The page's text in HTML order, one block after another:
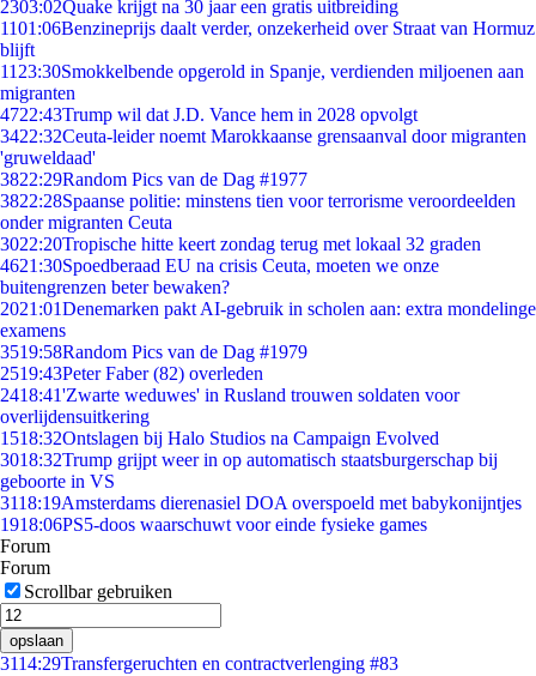
2303:02Quake krijgt na 30 jaar een gratis uitbreiding
1101:06Benzineprijs daalt verder, onzekerheid over Straat van Hormuz
blijft
11 23:30Smokkelbende opgerold in Spanje, verdienden miljoenen aan
migranten
4722:43Trump wil dat J.D. Vance hem in 2028 opvolgt
3422:32Ceuta-leider noemt Marokkaanse grensaanval door migranten
'gruweldaad'
3822:29Random Pics van de Dag #1977
3822:28Spaanse politie: minstens tien voor terrorisme veroordeelden
onder migranten Ceuta
3022:20Tropische hitte keert zondag terug met lokaal 32 graden
4621:30Spoedberaad EU na crisis Ceuta, moeten we onze
buitengrenzen beter bewaken?
2021:01Denemarken pakt AI-gebruik in scholen aan: extra mondelinge
examens
3519:58Random Pics van de Dag #1979
2519:43Peter Faber (82) overleden
2418:41'Zwarte weduwes' in Rusland trouwen soldaten voor
overlijdensuitkering
1518:32Ontslagen bij Halo Studios na Campaign Evolved
3018:32Trump grijpt weer in op automatisch staatsburgerschap bij
geboorte in VS
3118:19Amsterdams dierenasiel DOA overspoeld met babykonijntjes
1918:06PS5-doos waarschuwt voor einde fysieke games
Forum
Forum
Scrollbar gebruiken
opslaan
3114:29Transfergeruchten en contractverlenging #83